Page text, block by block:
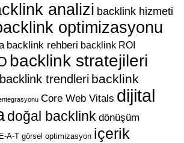
analizi backlink hizmeti
optimizasyonu
backlink rehberi backlink ROI
backlink stratejileri
backlink trendleri backlink
Core Web Vitals dijital
doğal backlink dönüşüm
A-T görsel optimizasyon içerik